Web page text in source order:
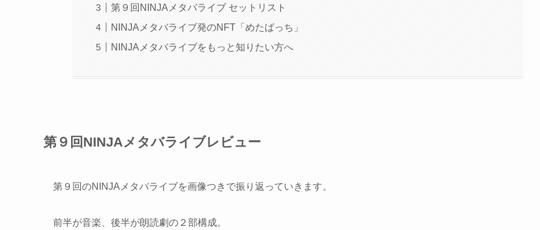
第９回NINJAメタバライブ セットリスト
NINJAメタバライブ発のNFT「めたばっち」
NINJAメタバライブをもっと知りたい方へ
第９回NINJAメタバライブレビュー
第９回のNINJAメタバライブを画像つきで振り返っていきます。
前半が音楽、後半が朗読劇の２部構成。